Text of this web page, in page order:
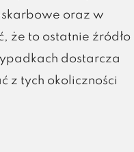
oraz w
że to ostatnie źródło
dostarcza
z tych okoliczności